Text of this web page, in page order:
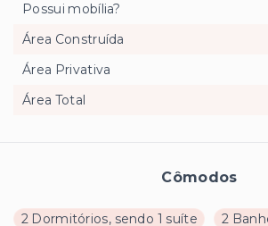
Cômodos
2 Dormitórios, sendo 1 suíte 2
Possui mobília?
Área Construída
Área Privativa
Área Total